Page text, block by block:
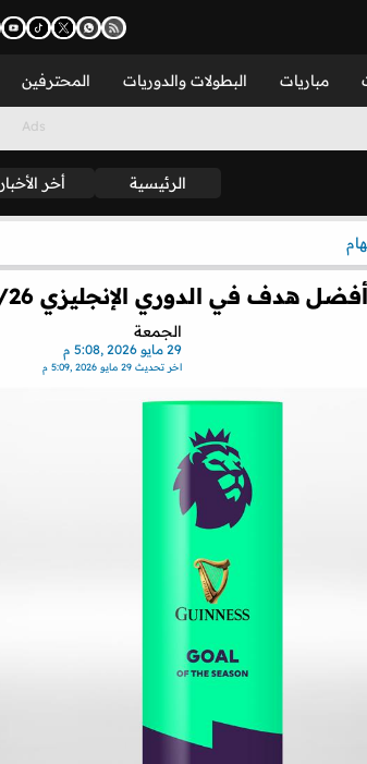
مباريات البطولات والدوريات المحترفين
الرئيسية أخر الأخبار
هدف في الدوري الإنجليزي 2025/26
الجمعة
29 مايو 2026 ,5:08 م
اخر تحديث 29 مايو 2026 ,5:09 م